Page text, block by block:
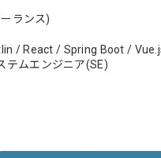
ランス)
/ React / Spring Boot /
テムエンジニア(SE)